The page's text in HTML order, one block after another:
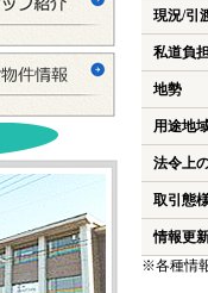
現況/引
私道負
地勢
用途地
法令上
取引態
情報更
※各種情